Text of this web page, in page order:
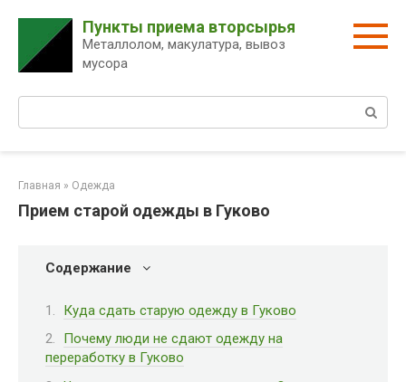
контенту
Пункты приема вторсырья
Металлолом, макулатура, вывоз
мусора
Главная » Одежда
Прием старой одежды в Гуково
Содержание
Куда сдать старую одежду в Гуково
Почему люди не сдают одежду на
переработку в Гуково